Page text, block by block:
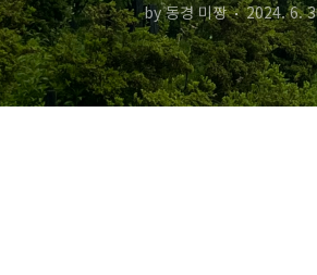
by 동경 미짱 2024. 6.